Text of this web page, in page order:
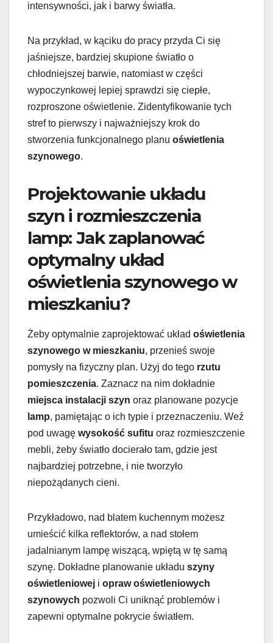
intensywności, jak i barwy światła.
Na przykład, w kąciku do pracy przyda Ci się
jaśniejsze, bardziej skupione światło o
chłodniejszej barwie, natomiast w części
wypoczynkowej lepiej sprawdzi się ciepłe,
rozproszone oświetlenie. Zidentyfikowanie tych
stref to pierwszy i najważniejszy krok do
stworzenia funkcjonalnego planu oświetlenia
szynowego.
Projektowanie układu
szyn i rozmieszczenia
lamp: Jak zaplanować
optymalny układ
oświetlenia szynowego w
mieszkaniu?
Żeby optymalnie zaprojektować układ oświetlenia
szynowego w mieszkaniu, przenieś swoje
pomysły na fizyczny plan. Użyj do tego rzutu
pomieszczenia. Zaznacz na nim dokładnie
miejsca instalacji szyn oraz planowane pozycje
lamp, pamiętając o ich typie i przeznaczeniu. Weź
pod uwagę wysokość sufitu oraz rozmieszczenie
mebli, żeby światło docierało tam, gdzie jest
najbardziej potrzebne, i nie tworzyło
niepożądanych cieni.
Przykładowo, nad blatem kuchennym możesz
umieścić kilka reflektorów, a nad stołem
jadalnianym lampę wiszącą, wpiętą w tę samą
szynę. Dokładne planowanie układu szyny
oświetleniowej i opraw oświetleniowych
szynowych pozwoli Ci uniknąć problemów i
zapewni optymalne pokrycie światłem.